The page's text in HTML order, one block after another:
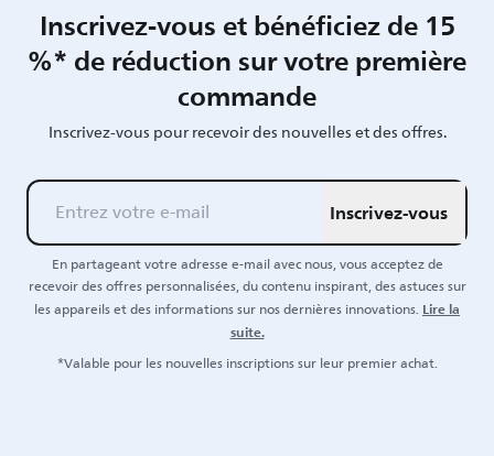
Inscrivez-vous et bénéficiez de 15
%* de réduction sur votre première
commande
Inscrivez-vous pour recevoir des nouvelles et des offres.
Inscrivez-vous
En partageant votre adresse e-mail avec nous, vous acceptez de
recevoir des offres personnalisées, du contenu inspirant, des astuces sur
les appareils et des informations sur nos dernières innovations.Lire la
suite.
*Valable pour les nouvelles inscriptions sur leur premier achat.